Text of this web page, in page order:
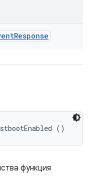
Response
()
функция